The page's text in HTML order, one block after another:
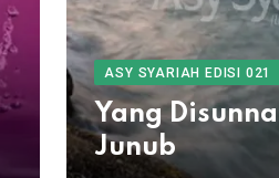
ASY SYARIAH EDISI 021
Yang
Junub